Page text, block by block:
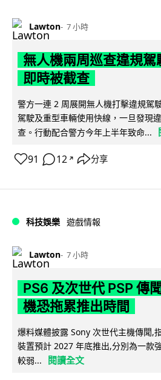
Lawton 7 小時
無人機兩周巡查違規駕
即時被截查
警方一連 2 周展開無人機打擊違規駕
駕駛及重型車輛使用快線，一旦發現
查。行動配合警方今年上半年致命...
91 12 ↗ 分享
科技娛樂 遊戲情報
Lawton 7 小時
PS6 及次世代 PSP 傳
機恐拖累推出時間
爆料媒體披露 Sony 次世代主機傳聞,
裝置預計 2027 年底推出,分別為一款
較弱...
閱讀全文